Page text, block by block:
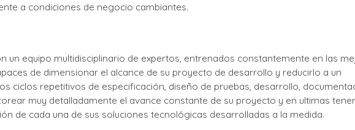
a condiciones de negocio cambiantes.
un equipo multidisciplinario de expertos, entrenados constantemente en las
de dimensionar el alcance de su proyecto de desarrollo y reducirlo a un
ciclos repetitivos de especificación, diseño de pruebas, desarrollo,
muy detalladamente el avance constante de su proyecto y en ultimas
de cada una de sus soluciones tecnológicas desarrolladas a la medida.